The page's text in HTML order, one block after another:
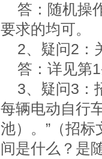
答：随机操
要求的均可。
2、疑问2：
答：详见第
3、疑问3：
每辆电动自行
池）。”（招
间是什么？是